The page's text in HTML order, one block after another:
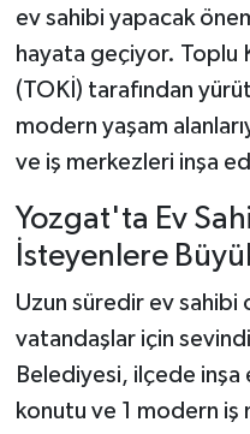
ev sahibi yapacak
hayata geçiyor. Toplu
(TOKİ) tarafından
modern yaşam
ve iş merkezleri inşa
Yozgat'ta Ev
İsteyenlere
Uzun süredir ev sahibi
vatandaşlar için
Belediyesi, ilçede
konutu ve 1 modern